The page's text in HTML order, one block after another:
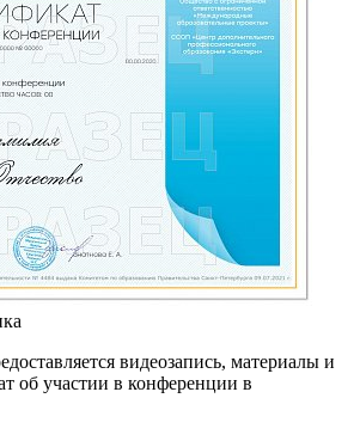
видеозапись, материалы и
об участии в конференции в